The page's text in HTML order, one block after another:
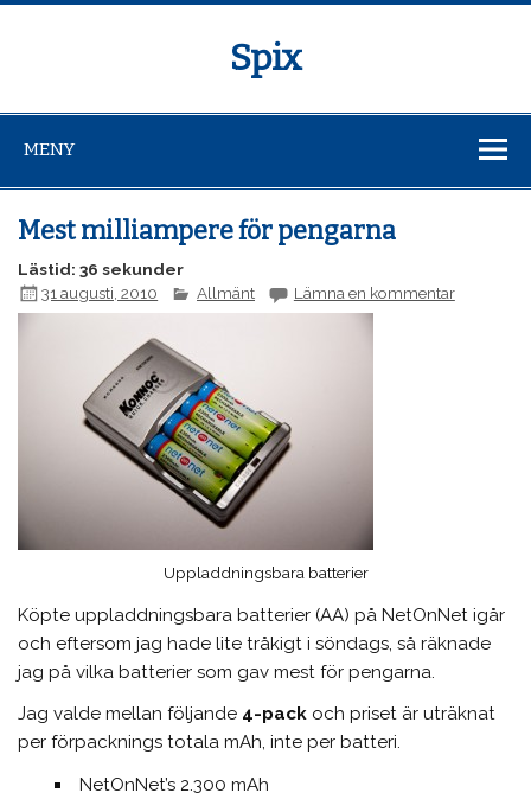
Spix
MENY
Mest milliampere för pengarna
Lästid: 36 sekunder
31 augusti, 2010
Allmänt Lämna en kommentar
Uppladdningsbara batterier
Köpte uppladdningsbara batterier (AA) på NetOnNet igår
och eftersom jag hade lite tråkigt i söndags, så räknade
jag på vilka batterier som gav mest för pengarna.
Jag valde mellan följande 4-pack och priset är uträknat
per förpacknings totala mAh, inte per batteri.
NetOnNet’s 2.300 mAh